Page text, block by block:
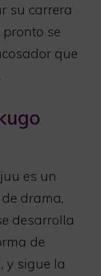
su carrera
se
que
es un
drama,
desarrolla
de
y sigue la